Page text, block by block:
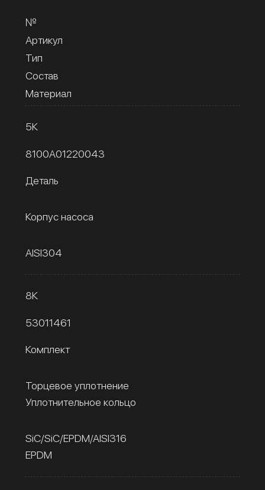
№
Артикул
Тип
Состав
Материал
5К
8100A01220043
Деталь
Корпус насоса
AISI304
8К
53011461
Комплект
Торцевое уплотнение
Уплотнительное кольцо
SiC/SiC/EPDM/AISI316
EPDM